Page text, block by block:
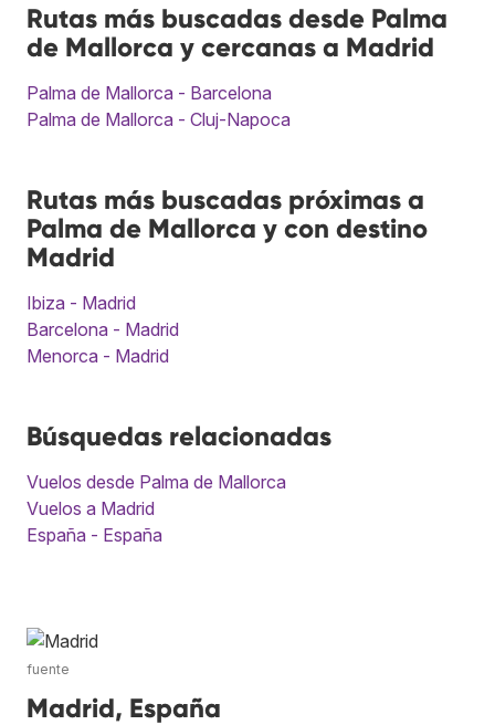
Rutas más buscadas desde Palma
de Mallorca y cercanas a Madrid
Palma de Mallorca - Barcelona
Palma de Mallorca - Cluj-Napoca
Rutas más buscadas próximas a
Palma de Mallorca y con destino
Madrid
Ibiza - Madrid
Barcelona - Madrid
Menorca - Madrid
Búsquedas relacionadas
Vuelos desde Palma de Mallorca
Vuelos a Madrid
España - España
fuente
Madrid, España